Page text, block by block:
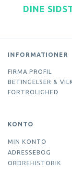
DINE
INFORMATIONER
FIRMA PROFIL
BETINGELSER &
FORTROLIGHED
KONTO
MIN KONTO
ADRESSEBOG
ORDREHISTORIK